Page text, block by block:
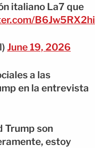
italiano La7 que
B6Jw5RX2hi
June 19, 2026
a las
en la entrevista
Trump son
estoy